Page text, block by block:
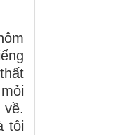
tôi